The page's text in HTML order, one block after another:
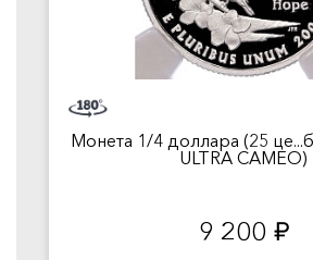
Монета 1/4 доллара (25
ULTRA CAMEO)
9 200 руб.